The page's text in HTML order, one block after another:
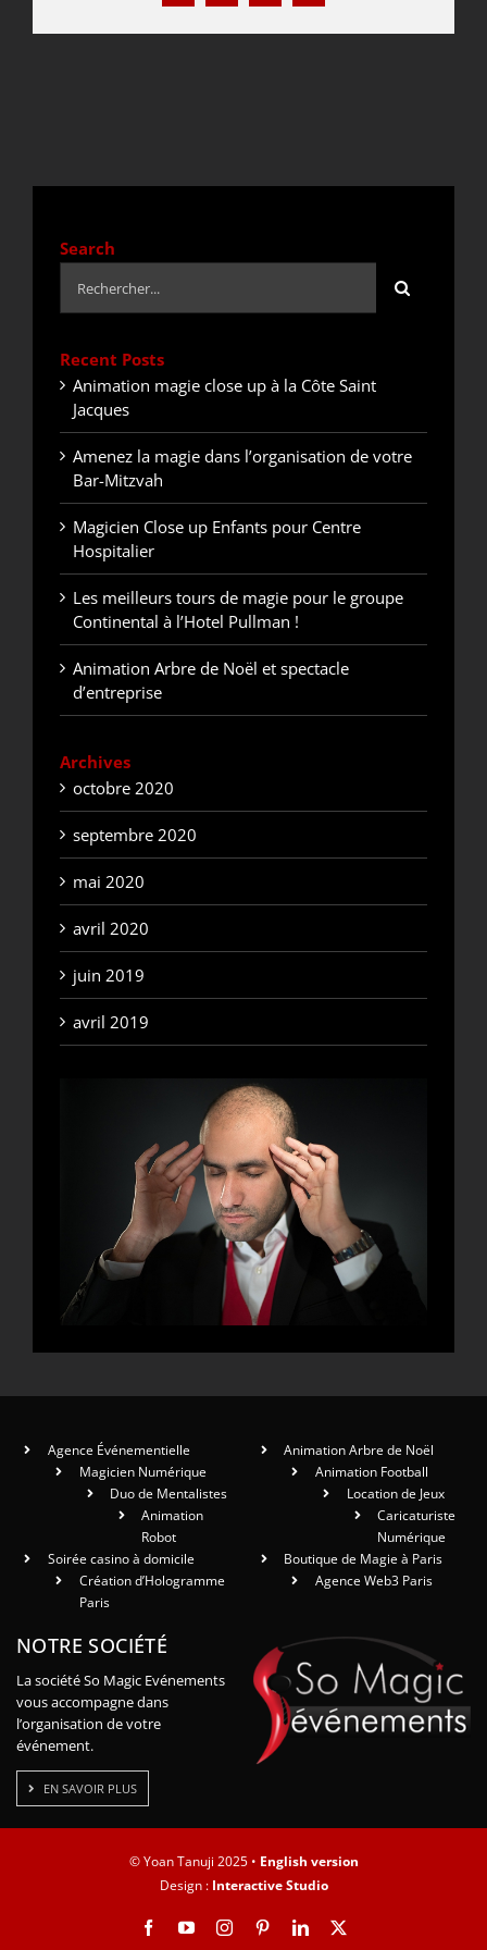
Search
Recent Posts
Animation magie close up à la Côte Saint
Jacques
Amenez la magie dans l’organisation de votre
Bar-Mitzvah
Magicien Close up Enfants pour Centre
Hospitalier
Les meilleurs tours de magie pour le groupe
Continental à l’Hotel Pullman !
Animation Arbre de Noël et spectacle
d’entreprise
Archives
octobre 2020
septembre 2020
mai 2020
avril 2020
juin 2019
avril 2019
Agence Événementielle
Magicien Numérique
Duo de Mentalistes
Animation
Robot
Soirée casino à domicile
Création d’Hologramme
Paris
Animation Arbre de Noël
Animation Football
Location de Jeux
Caricaturiste
Numérique
Boutique de Magie à Paris
Agence Web3 Paris
NOTRE SOCIÉTÉ
La société So Magic Evénements
vous accompagne dans
l’organisation de votre
événement.
EN SAVOIR PLUS
© Yoan Tanuji 2025 • English version
Design : Interactive Studio